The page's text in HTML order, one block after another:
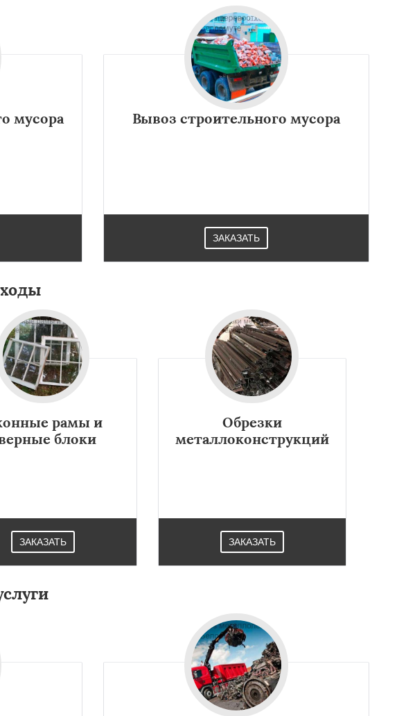
мусора Вывоз строительного мусора
ЗАКАЗАТЬ
рамы и
блоки
ЗАКАЗАТЬ
Обрезки
металлоконструкций
ЗАКАЗАТЬ
данных